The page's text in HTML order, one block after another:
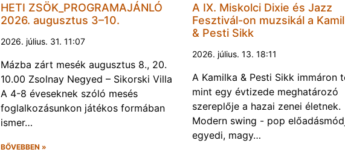
HETI ZSÖK_PROGRAMAJÁNLÓ
2026. augusztus 3–10.
2026. július. 31. 11:07
Mázba zárt mesék augusztus 8., 20.
10.00 Zsolnay Negyed – Sikorski Villa
A 4-8 éveseknek szóló mesés
foglalkozásunkon játékos formában
ismer…
BŐVEBBEN »
A IX. Miskolci Dixie és Jazz
Fesztivál-on muzsikál a
& Pesti Sikk
2026. július. 13. 18:11
A Kamilka & Pesti Sikk immáron
mint egy évtizede meghatározó
szereplője a hazai zenei életnek.
Modern swing - pop
egyedi, magy…